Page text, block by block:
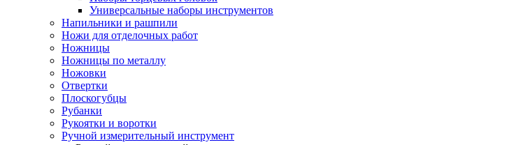
Универсальные наборы инструментов
Напильники и рашпили
Ножи для отделочных работ
Ножницы
Ножницы по металлу
Ножовки
Отвертки
Плоскогубцы
Рубанки
Рукоятки и воротки
Ручной измерительный инструмент